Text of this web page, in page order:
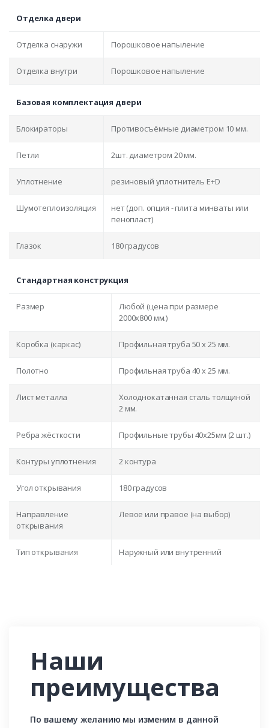
Отделка двери
Отделка снаружи Порошковое напыление
Отделка внутри Порошковое напыление
Базовая комплектация двери
Блокираторы Противосъёмные диаметром 10 мм.
Петли 2шт. диаметром 20 мм.
Уплотнение резиновый уплотнитель E+D
Шумотеплоизоляция
нет (доп. опция - плита минваты или
пенопласт)
Глазок 180 градусов
Стандартная конструкция
Размер
Любой (цена при размере
2000x800 мм.)
Коробка (каркас) Профильная труба 50 х 25 мм.
Полотно Профильная труба 40 х 25 мм.
Лист металла
Холоднокатанная сталь толщиной
2 мм.
Ребра жёсткости Профильные трубы 40х25мм (2 шт.)
Контуры уплотнения 2 контура
Угол открывания 180 градусов
Направление
открывания
Левое или правое (на выбор)
Тип открывания Наружный или внутренний
Наши
преимущества
По вашему желанию мы изменим в данной